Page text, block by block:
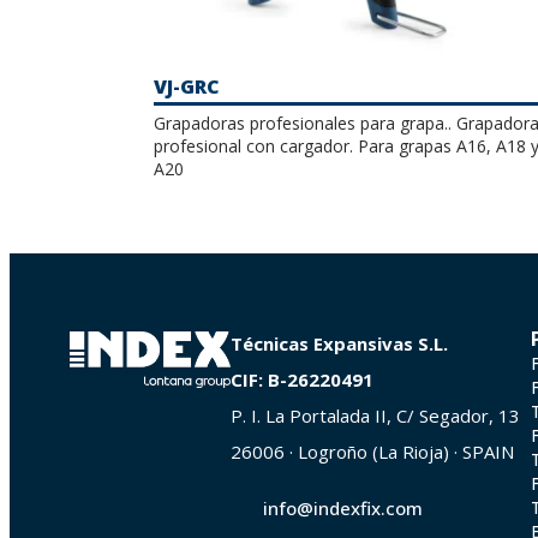
VJ-GRC
Grapadoras profesionales para grapa.. Grapadora
profesional con cargador. Para grapas A16, A18 y
A20
Técnicas Expansivas S.L.
CIF: B-26220491
P. I. La Portalada II, C/ Segador, 13
26006 · Logroño (La Rioja) · SPAIN
info@indexfix.com